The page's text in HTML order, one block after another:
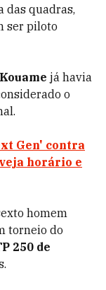
das quadras,
ser piloto
Kouame já havia
o
Gen' contra
horário e
homem
torneio do
250 de